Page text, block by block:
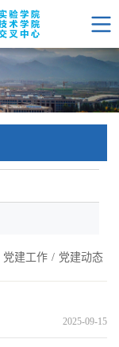
党建工作 / 党建动态
2025-09-15